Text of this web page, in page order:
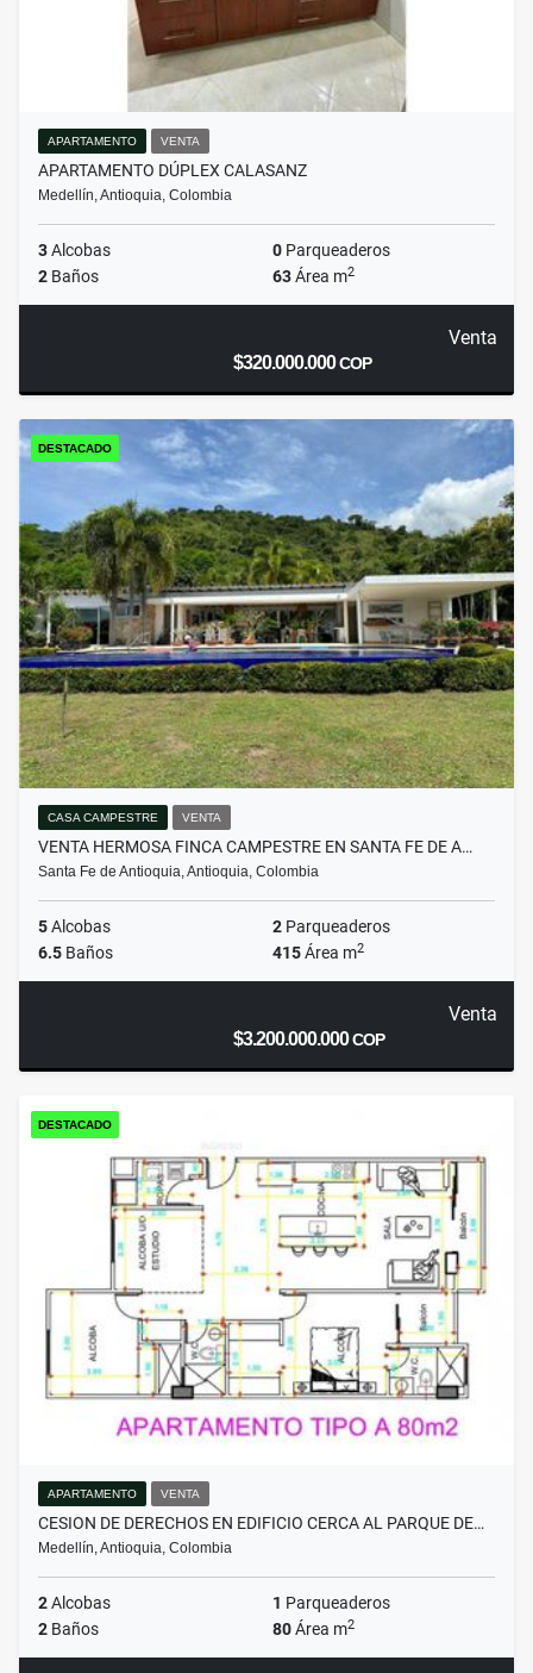
APARTAMENTO VENTA
APARTAMENTO DÚPLEX CALASANZ
Medellín, Antioquia, Colombia
3Alcobas 0 Parqueaderos
2 Baños 63Área m2
Venta
$320.000.000COP
DESTACADO
CASA CAMPESTRE VENTA
VENTA HERMOSA FINCA CAMPESTRE EN SANTA FE DE A…
Santa Fe de Antioquia, Antioquia, Colombia
5Alcobas 2 Parqueaderos
6.5 Baños 415Área m2
Venta
$3.200.000.000COP
DESTACADO
APARTAMENTO VENTA
CESION DE DERECHOS EN EDIFICIO CERCA AL PARQUE DE…
Medellín, Antioquia, Colombia
2Alcobas 1 Parqueaderos
2 Baños 80Área m2